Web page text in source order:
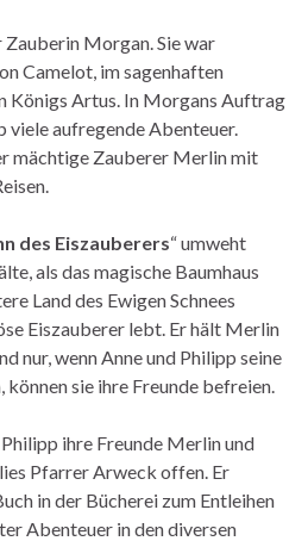
Zauberin Morgan. Sie war
Camelot, im sagenhaften
Königs Artus. In Morgans Auftrag
viele aufregende Abenteuer.
mächtige Zauberer Merlin mit
des Eiszauberers“ umweht
als das magische Baumhaus
Land des Ewigen Schnees
Eiszauberer lebt. Er hält Merlin
nur, wenn Anne und Philipp seine
sie ihre Freunde befreien.
ihre Freunde Merlin und
Pfarrer Arweck offen. Er
in der Bücherei zum Entleihen
Abenteuer in den diversen